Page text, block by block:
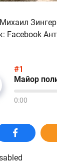
Facebook
#1
Майор
0:00